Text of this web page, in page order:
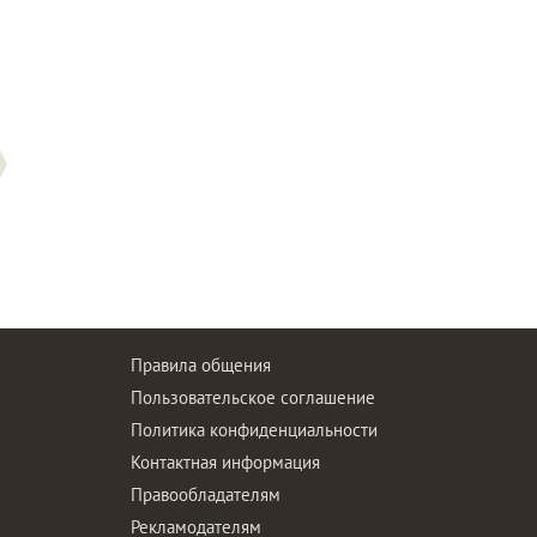
Правила общения
Пользовательское соглашение
Политика конфиденциальности
Контактная информация
Правообладателям
Рекламодателям